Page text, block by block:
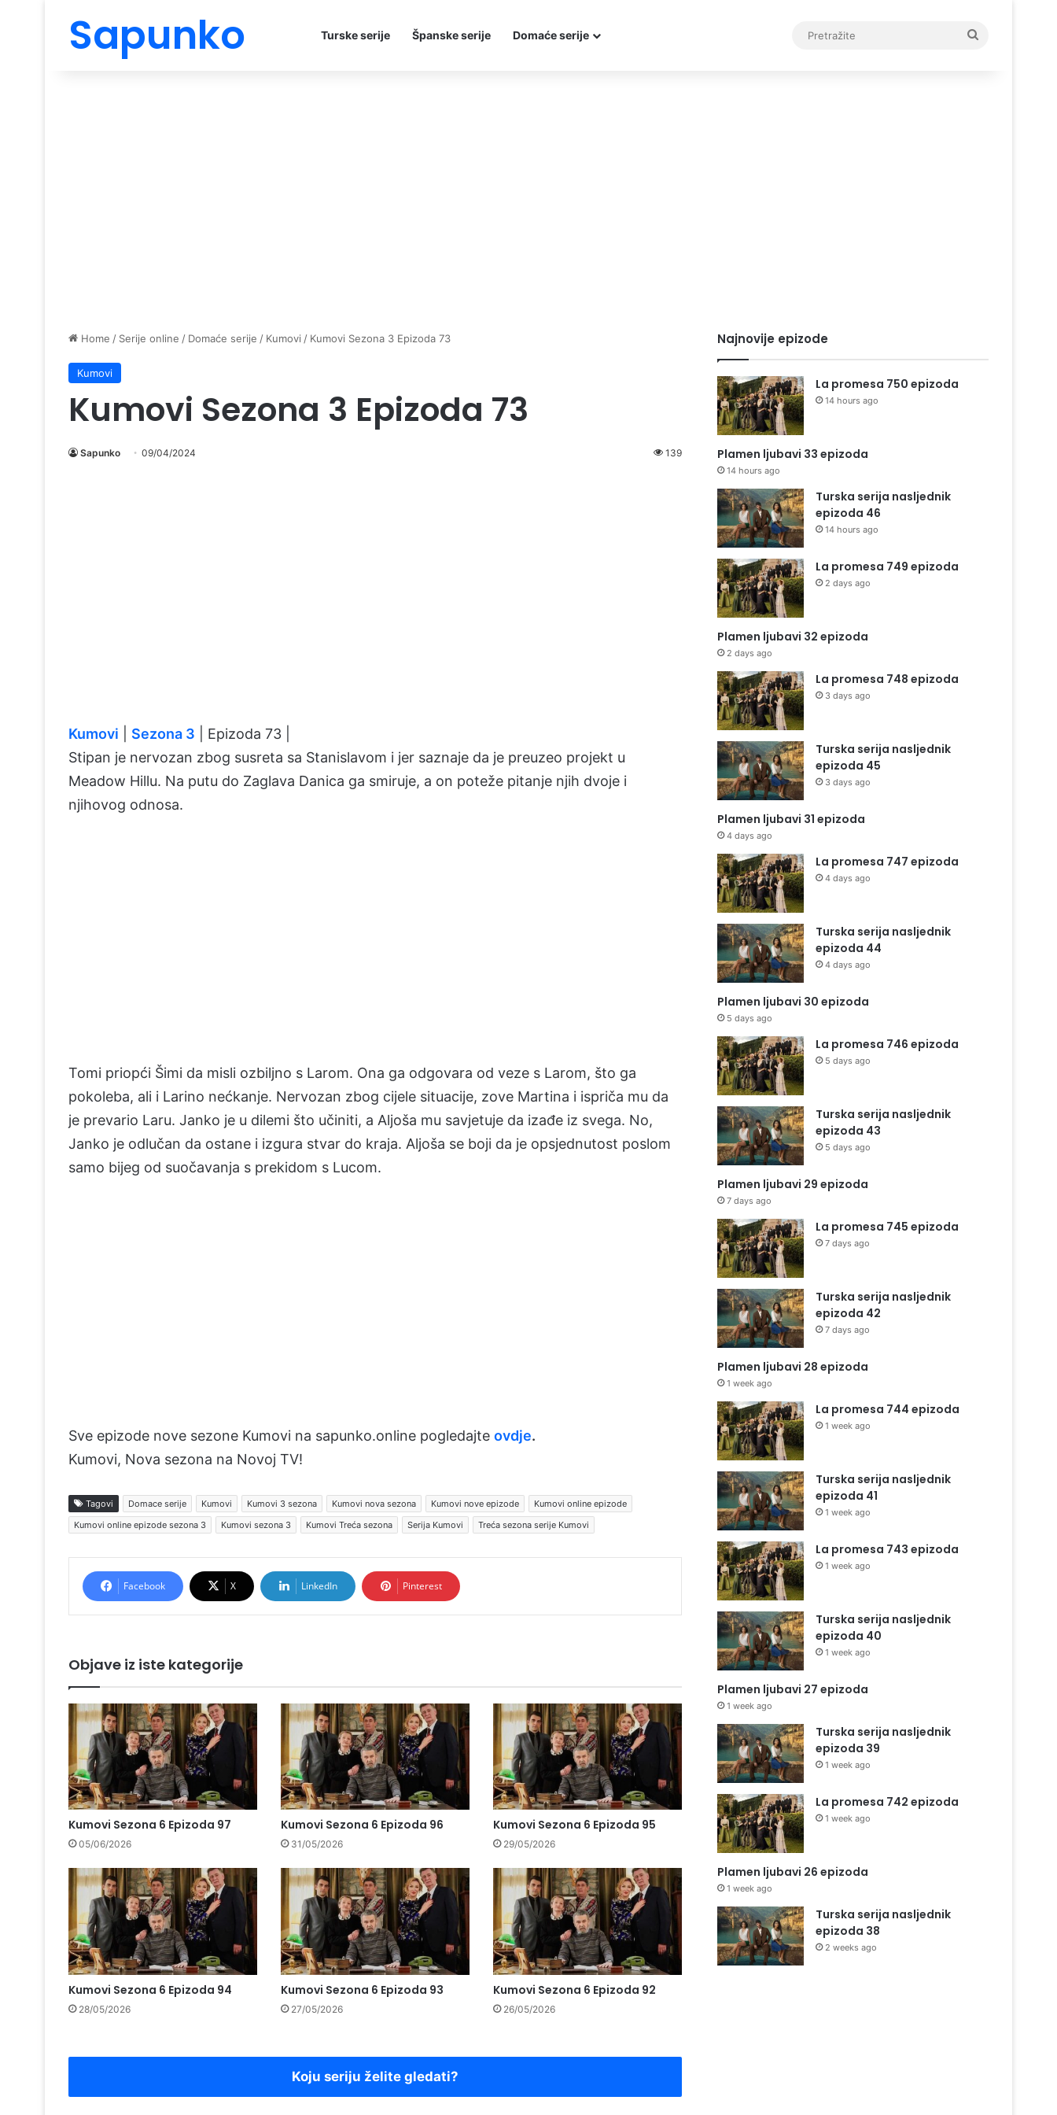
Sapunko Turske serije Španske serije Domaće serije
Home / Serije online / Domaće serije / Kumovi / Kumovi Sezona 3 Epizoda 73
Kumovi
Kumovi Sezona 3 Epizoda 73
Sapunko 09/04/2024 139
Kumovi Sezona 3 | Epizoda 73 |
Stipan je nervozan zbog susreta sa Stanislavom i jer saznaje da je preuzeo projekt u
Meadow Hillu. Na putu do Zaglava Danica ga smiruje, a on poteže pitanje njih dvoje i
njihovog odnosa.
Tomi priopći Šimi da misli ozbiljno s Larom. Ona ga odgovara od veze s Larom, što ga
pokoleba, ali i Larino nećkanje. Nervozan zbog cijele situacije, zove Martina i ispriča mu da
je prevario Laru. Janko je u dilemi što učiniti, a Aljoša mu savjetuje da izađe iz svega. No,
Janko je odlučan da ostane i izgura stvar do kraja. Aljoša se boji da je opsjednutost poslom
samo bijeg od suočavanja s prekidom s Lucom.
Sve epizode nove sezone Kumovi na sapunko.online pogledajte ovdje.
Kumovi, Nova sezona na Novoj TV!
Tagovi Domace serije Kumovi Kumovi 3 sezona Kumovi nova sezona Kumovi nove epizode
Kumovi online epizode
Kumovi online epizode sezona 3
Kumovi sezona 3 Kumovi Treća sezona Serija Kumovi Treća sezona serije Kumovi
Facebook X LinkedIn Pinterest
Objave iz iste kategorije
Kumovi Sezona 6 Epizoda 97
05/06/2026
Kumovi Sezona 6 Epizoda 96
31/05/2026
Kumovi Sezona 6 Epizoda 95
29/05/2026
Kumovi Sezona 6 Epizoda 94
28/05/2026
Kumovi Sezona 6 Epizoda 93
27/05/2026
Kumovi Sezona 6 Epizoda 92
26/05/2026
Koju seriju želite gledati?
Najnovije epizode
La promesa 750 epizoda
14 hours ago
Plamen ljubavi 33 epizoda
14 hours ago
Turska serija nasljednik
epizoda 46
14 hours ago
La promesa 749 epizoda
2 days ago
Plamen ljubavi 32 epizoda
2 days ago
La promesa 748 epizoda
3 days ago
Turska serija nasljednik
epizoda 45
3 days ago
Plamen ljubavi 31 epizoda
4 days ago
La promesa 747 epizoda
4 days ago
Turska serija nasljednik
epizoda 44
4 days ago
Plamen ljubavi 30 epizoda
5 days ago
La promesa 746 epizoda
5 days ago
Turska serija nasljednik
epizoda 43
5 days ago
Plamen ljubavi 29 epizoda
7 days ago
La promesa 745 epizoda
7 days ago
Turska serija nasljednik
epizoda 42
7 days ago
Plamen ljubavi 28 epizoda
1 week ago
La promesa 744 epizoda
1 week ago
Turska serija nasljednik
epizoda 41
1 week ago
La promesa 743 epizoda
1 week ago
Turska serija nasljednik
epizoda 40
1 week ago
Plamen ljubavi 27 epizoda
1 week ago
Turska serija nasljednik
epizoda 39
1 week ago
La promesa 742 epizoda
1 week ago
Plamen ljubavi 26 epizoda
1 week ago
Turska serija nasljednik
epizoda 38
2 weeks ago